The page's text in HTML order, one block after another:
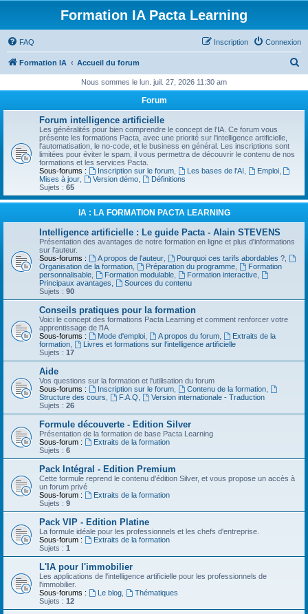
Formation IA Pacta Learning
FAQ Connexion
Inscription
Formation IA Accueil du forum
h
e
Nous sommes le lun. juil. 27, 2026 11:30 am
Forum
Forum intelligence artificielle
Les généralités pour bien comprendre le concept de l'IA. Ce forum vous
présente les formations Pacta, avec une priorité sur l'intelligence artificielle,
l'automatisation, le no-code, et le business en général. Les inscriptions sont
limitées pour éviter le spam, il vous permettra de découvrir le contenu de nos
formations et les services Pacta.
Sous-forums :
Inscription sur le forum, Les bases de l'AI Emploi,
Mises à jour
Version démo,
Définitions
Sujets : 65
IA : LA FORMATION PACTA LEARNING
Intelligence artificielle : Le guide Pacta - Alain STEVENS
Présentation des avantages de notre formation en ligne et plus d'informations
sur l'auteur.
Sous-forums :
A propos de l'auteur, Pourquoi ces tarifs abordables ?,
Organisation de la formation
Préparation du programme,
Formation
personnalisable
Formation modulable, Formation interactive,
Principaux avantages
Sources du contenu
Sujets : 90
Conseils pratiques pour la formation
Voici le concept des formations Pacta Learning et comment renforcer votre
apprentissage de l'IA
Sous-forums :
Mode d'emploi, A propos du forum,
Extraits de la
formation
Livres et formations sur l'intelligence artificielle
Sujets : 17
Aide
Vos questions sur la formation et l'utilisation du forum
Sous-forums :
Inscription sur le forum, Contenu de la formation,
Structure des cours
F.A.Q
Version internationale - Traduction
Sujets : 26
Formule découverte - Edition Silver
Présentation de la formation de base Pacta Learning
Sous-forum :
Extraits de la formation
Sujets : 6
Pack Intégral - Edition Premium
Cette formule reprend le contenu d'édition Silver, et vous propose un accès à
un forum privé
Sous-forum :
Extraits de la formation
Sujets : 9
Pack VIP - Edition Platine
La formule idéale pour les professionnels et les chefs d'entreprise.
Sous-forum :
Extraits de la formation
Sujets : 1
L'IA pour l'immobilier
Les applications de l'intelligence artificielle pour les professionnels de
l'immobilier.
Sous-forums :
Le blog,
Thématiques
Sujets : 12